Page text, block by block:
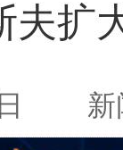
夫扩
日 新